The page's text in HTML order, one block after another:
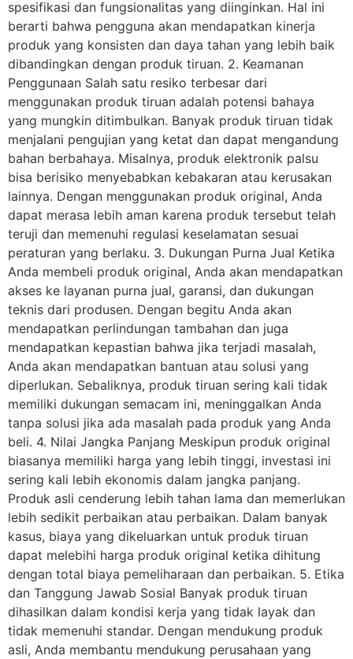
spesifikasi dan fungsionalitas yang diinginkan. Hal ini
berarti bahwa pengguna akan mendapatkan kinerja
produk yang konsisten dan daya tahan yang lebih baik
dibandingkan dengan produk tiruan. 2. Keamanan
Penggunaan Salah satu resiko terbesar dari
menggunakan produk tiruan adalah potensi bahaya
yang mungkin ditimbulkan. Banyak produk tiruan tidak
menjalani pengujian yang ketat dan dapat mengandung
bahan berbahaya. Misalnya, produk elektronik palsu
bisa berisiko menyebabkan kebakaran atau kerusakan
lainnya. Dengan menggunakan produk original, Anda
dapat merasa lebih aman karena produk tersebut telah
teruji dan memenuhi regulasi keselamatan sesuai
peraturan yang berlaku. 3. Dukungan Purna Jual Ketika
Anda membeli produk original, Anda akan mendapatkan
akses ke layanan purna jual, garansi, dan dukungan
teknis dari produsen. Dengan begitu Anda akan
mendapatkan perlindungan tambahan dan juga
mendapatkan kepastian bahwa jika terjadi masalah,
Anda akan mendapatkan bantuan atau solusi yang
diperlukan. Sebaliknya, produk tiruan sering kali tidak
memiliki dukungan semacam ini, meninggalkan Anda
tanpa solusi jika ada masalah pada produk yang Anda
beli. 4. Nilai Jangka Panjang Meskipun produk original
biasanya memiliki harga yang lebih tinggi, investasi ini
sering kali lebih ekonomis dalam jangka panjang.
Produk asli cenderung lebih tahan lama dan memerlukan
lebih sedikit perbaikan atau perbaikan. Dalam banyak
kasus, biaya yang dikeluarkan untuk produk tiruan
dapat melebihi harga produk original ketika dihitung
dengan total biaya pemeliharaan dan perbaikan. 5. Etika
dan Tanggung Jawab Sosial Banyak produk tiruan
dihasilkan dalam kondisi kerja yang tidak layak dan
tidak memenuhi standar. Dengan mendukung produk
asli, Anda membantu mendukung perusahaan yang